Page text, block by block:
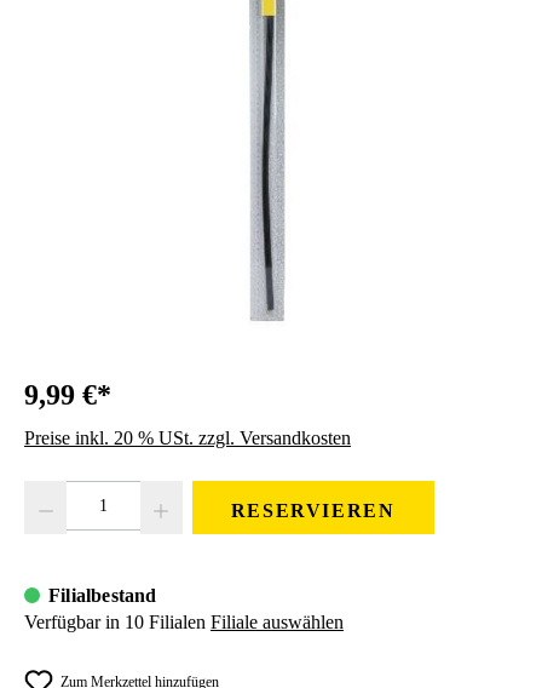
9,99 €*
Preise inkl. 20 % USt. zzgl. Versandkosten
RESERVIEREN
Filialbestand
Verfügbar in 10 Filialen Filiale auswählen
Zum Merkzettel hinzufügen